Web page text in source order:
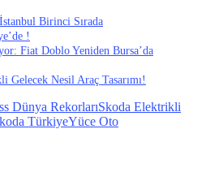
Birinci Sırada
!
Fiat Doblo Yeniden Bursa’da
Gelecek Nesil Araç Tasarımı!
Dünya RekorlarıSkoda Elektrikli
TürkiyeYüce Oto